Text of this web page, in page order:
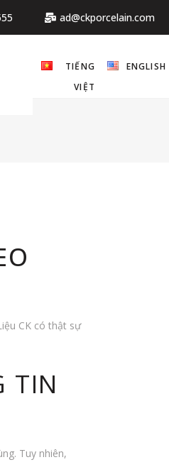
ad@ckporcelain.com
TIẾNG
VIỆT
ENGLISH
CK có thật sự
TIN
Tuy nhiên,